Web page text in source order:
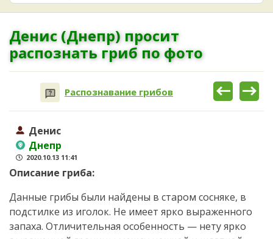
Денис (Днепр) просит
распознать гриб по фото
Распознавание грибов
Денис
Днепр
2020.10.13 11:41
Описание гриба:
Данные грибы были найдены в старом сосняке, в
подстилке из иголок. Не имеет ярко выраженного
запаха. Отличительная особенность — нету ярко